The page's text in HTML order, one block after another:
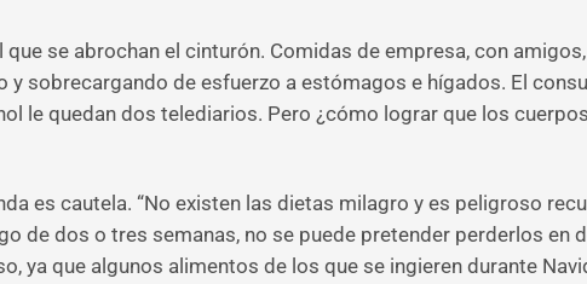
se abrochan el cinturón. Comidas de empresa, con
sobrecargando de esfuerzo a estómagos e hígados. El
le quedan dos telediarios. Pero ¿cómo lograr que los
es cautela. “No existen las dietas milagro y es peligroso
de dos o tres semanas, no se puede pretender perderlos en
ya que algunos alimentos de los que se ingieren durante